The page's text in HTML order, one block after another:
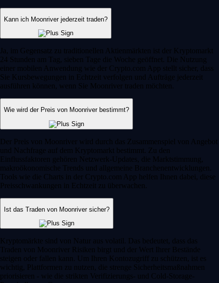
Kann ich Moonriver jederzeit traden?
Ja, im Gegensatz zu traditionellen Aktienmärkten ist der Kryptomarkt
24 Stunden am Tag, sieben Tage die Woche geöffnet. Die Nutzung
einer mobilen Anwendung wie der Crypto.com App stellt sicher, dass
Sie Kursbewegungen in Echtzeit verfolgen und Aufträge jederzeit
ausführen können, wenn Sie Moonriver traden möchten.
Wie wird der Preis von Moonriver bestimmt?
Der Preis von Moonriver wird durch das Zusammenspiel von Angebot
und Nachfrage auf dem Kryptomarkt bestimmt. Zu den
Einflussfaktoren gehören Netzwerk-Updates, die Marktstimmung,
makroökonomische Trends und allgemeine Branchenentwicklungen.
Tools wie die Charts in der Crypto.com App helfen Ihnen dabei, diese
Preisschwankungen in Echtzeit zu überwachen.
Ist das Traden von Moonriver sicher?
Kryptomärkte sind von Natur aus volatil. Das bedeutet, dass das
Traden von Moonriver Risiken birgt und der Wert Ihrer Bestände
steigen oder fallen kann. Um Ihren Kontozugriff zu schützen, ist es
wichtig, Plattformen zu nutzen, die strenge Sicherheitsmaßnahmen
priorisieren - wie die strikten Verifizierungs- und Cold-Storage-